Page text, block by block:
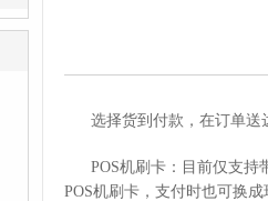
选择货到付款，在订单送
POS机刷卡：目前仅支
POS机刷卡，支付时也可换成